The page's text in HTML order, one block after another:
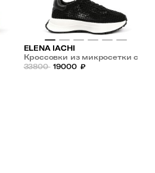
ELENA IACHI
Кроссовки из микросетки с
вышивкой
33800 19000 ₽